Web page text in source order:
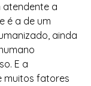
atendente a
é a de um
ainda
E a
muitos fatores